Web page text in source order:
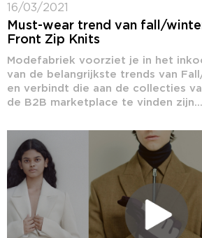
16/03/2021
Must-wear trend van fall/
Front Zip Knits
Modefabriek voorziet je in het
van de belangrijkste trends van
en verbindt die aan de collecties
de B2B marketplace te vinden